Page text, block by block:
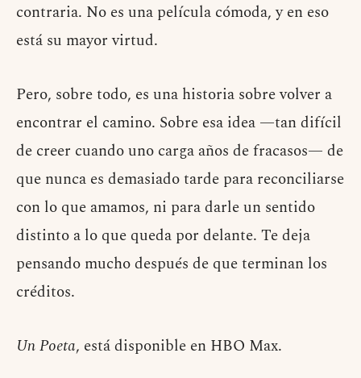
contraria. No es una película cómoda, y en eso
está su mayor virtud.
Pero, sobre todo, es una historia sobre volver a
encontrar el camino. Sobre esa idea —tan difícil
de creer cuando uno carga años de fracasos— de
que nunca es demasiado tarde para reconciliarse
con lo que amamos, ni para darle un sentido
distinto a lo que queda por delante. Te deja
pensando mucho después de que terminan los
créditos.
Un Poeta, está disponible en HBO Max.